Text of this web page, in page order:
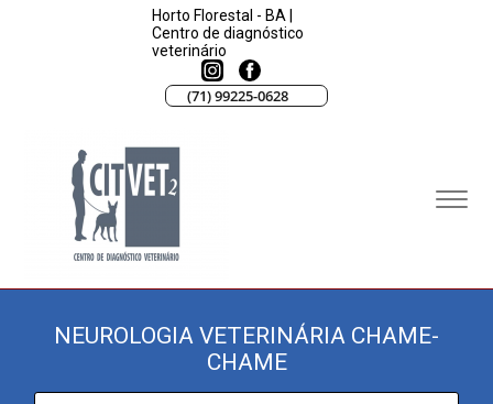
Horto Florestal - BA |
Centro de diagnóstico
veterinário
(71) 99225-0628
NEUROLOGIA VETERINÁRIA CHAME-
CHAME